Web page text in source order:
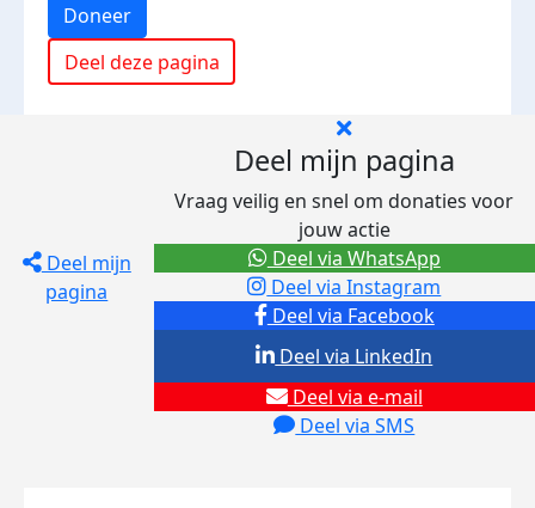
Doneer
Deel deze pagina
Deel mijn
pagina
Deel mijn pagina
Vraag veilig en snel om donaties voor
jouw actie
Deel via Facebook
Deel via Instagram
Deel via e-mail
Deel via SMS
Deel via LinkedIn
Deel via WhatsApp